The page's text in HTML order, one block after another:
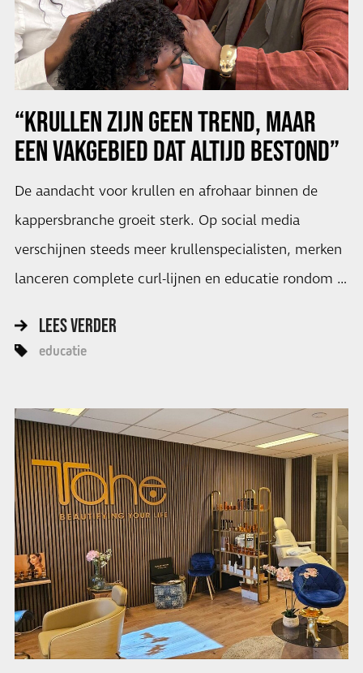
“KRULLEN ZIJN GEEN TREND, MAAR
EEN VAKGEBIED DAT ALTIJD BESTOND”
De aandacht voor krullen en afrohaar binnen de
kappersbranche groeit sterk. Op social media
verschijnen steeds meer krullenspecialisten, merken
lanceren complete curl-lijnen en educatie rondom …
LEES VERDER
educatie